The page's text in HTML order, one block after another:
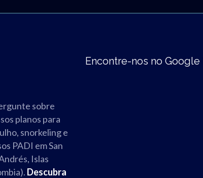
sobre
planos para
snorkeling e
PADI em San
Islas
Descubra
Encontre-nos no Google